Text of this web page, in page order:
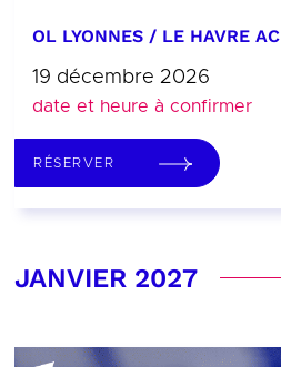
OL LYONNES / LE HAVRE AC
19 décembre 2026
date et heure à confirmer
RÉSERVER
JANVIER 2027